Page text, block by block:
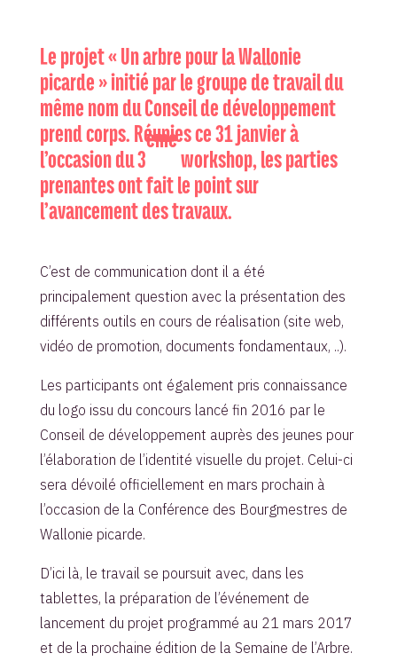
Le projet « Un arbre pour la Wallonie
picarde » initié par le groupe de travail du
même nom du Conseil de développement
prend corps. Réunies ce 31 janvier à
l’occasion du 3
ème
workshop, les parties
prenantes ont fait le point sur
l’avancement des travaux.
C’est de communication dont il a été
principalement question avec la présentation des
différents outils en cours de réalisation (site web,
vidéo de promotion, documents fondamentaux, ..).
Les participants ont également pris connaissance
du logo issu du concours lancé fin 2016 par le
Conseil de développement auprès des jeunes pour
l’élaboration de l’identité visuelle du projet. Celui-ci
sera dévoilé officiellement en mars prochain à
l’occasion de la Conférence des Bourgmestres de
Wallonie picarde.
D’ici là, le travail se poursuit avec, dans les
tablettes, la préparation de l’événement de
lancement du projet programmé au 21 mars 2017
et de la prochaine édition de la Semaine de l’Arbre.